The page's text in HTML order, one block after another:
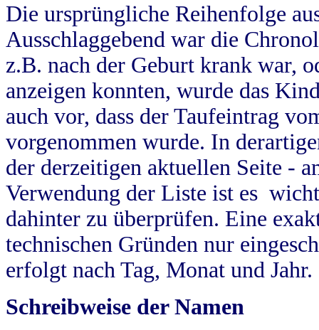
Die ursprüngliche Reihenfolge
Ausschlaggebend war die
z.B. nach der Geburt krank war,
anzeigen konnten, wurde das
auch vor, dass der Taufeintrag
vorgenommen wurde. In
der derzeitigen aktuellen Seite -
Verwendung der Liste ist es
dahinter zu überprüfen. Eine
technischen Gründen nur
erfolgt nach Tag, Monat und Jahr.
Schreibweise der Namen